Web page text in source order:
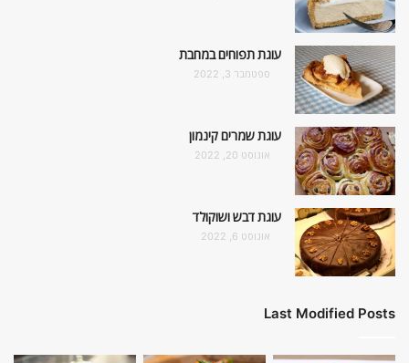
עוגת תפוחים במחבת
ספטמבר 3, 2022
עוגת שמרים קינמון
אוגוסט 20, 2022
עוגת דבש ושוקולד
אוגוסט 6, 2022
Last Modified Posts